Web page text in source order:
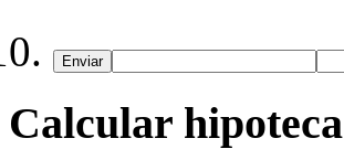
Enviar
Calcular hipoteca